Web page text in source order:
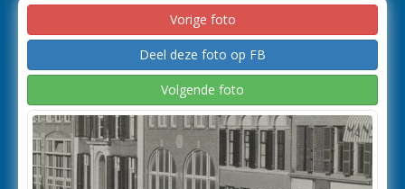
Vorige foto
Deel deze foto op FB
Volgende foto